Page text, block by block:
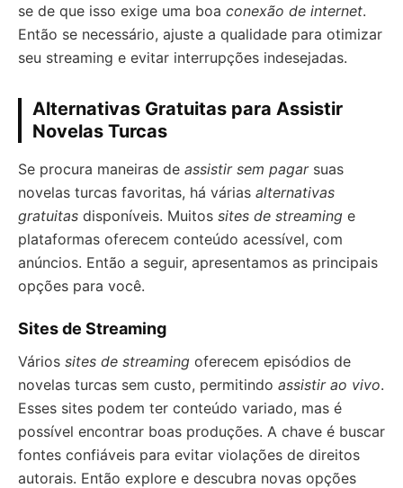
se de que isso exige uma boa conexão de internet.
Então se necessário, ajuste a qualidade para otimizar
seu streaming e evitar interrupções indesejadas.
Alternativas Gratuitas para Assistir
Novelas Turcas
Se procura maneiras de assistir sem pagarsuas
novelas turcas favoritas, há várias alternativas
gratuitas disponíveis. Muitos sites de streaming e
plataformas oferecem conteúdo acessível, com
anúncios. Então a seguir, apresentamos as principais
opções para você.
Sites de Streaming
Vários sites de streaming oferecem episódios de
novelas turcas sem custo, permitindo assistir ao vivo.
Esses sites podem ter conteúdo variado, mas é
possível encontrar boas produções. A chave é buscar
fontes confiáveis para evitar violações de direitos
autorais. Então explore e descubra novas opções